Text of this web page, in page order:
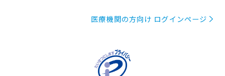
医療機関の方向け ログインページ